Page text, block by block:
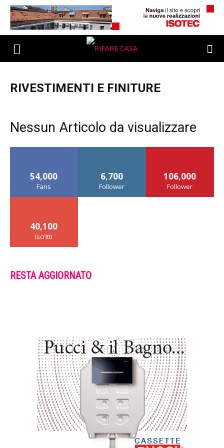
RIVESTIMENTI E FINITURE
Nessun Articolo da visualizzare
54,000
Fans
6,700
Follower
106,000
Follower
40,100
Iscritti
RESTA AGGIORNATO